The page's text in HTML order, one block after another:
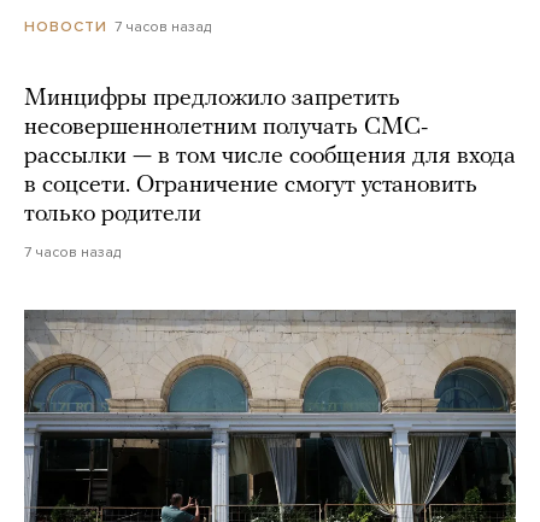
НОВОСТИ 7 часов назад
Минцифры предложило запретить
несовершеннолетним получать СМС-
рассылки — в том числе сообщения для входа
в соцсети. Ограничение смогут установить
только родители
7 часов назад